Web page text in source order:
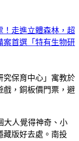
！走進立體森林，超
案首選「特有生物研
大人覺得神奇、小
藏版好去處。南投